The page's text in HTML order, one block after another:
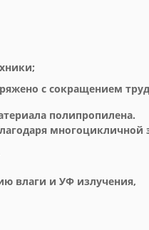
с сокращением
полипропилена.
многоцикличной
влаги и УФ излучения,